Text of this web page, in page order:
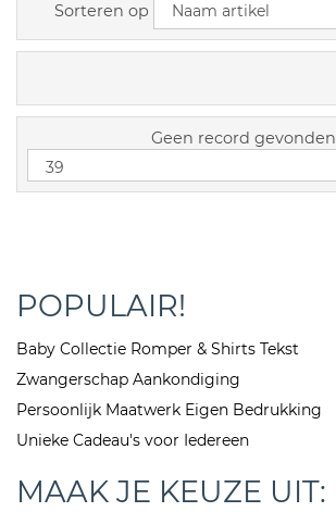
Sorteren op
Geen record gevonden
POPULAIR!
Baby Collectie Romper & Shirts Tekst
Zwangerschap Aankondiging
Persoonlijk Maatwerk Eigen Bedrukking
Unieke Cadeau's voor Iedereen
MAAK JE KEUZE UIT: